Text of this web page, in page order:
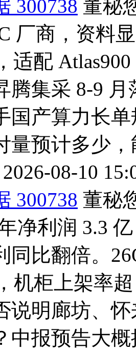
300738 董秘
厂商，资料
适配
腾集采 8-9
国产算力长
量预计多少
08-10
300738 董秘
净利润 3.3
同比翻倍。
机柜上架率
说明廊坊、
中报预告大